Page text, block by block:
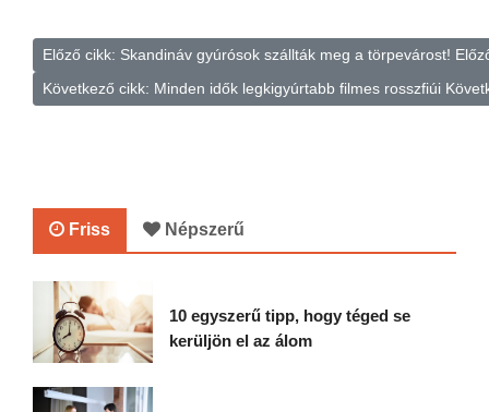
Előző cikk: Skandináv gyúrósok szállták meg a törpevárost!
Következő cikk: Minden idők legkigyúrtabb filmes rosszfiúi
Friss Népszerű
10 egyszerű tipp, hogy téged se
kerüljön el az álom